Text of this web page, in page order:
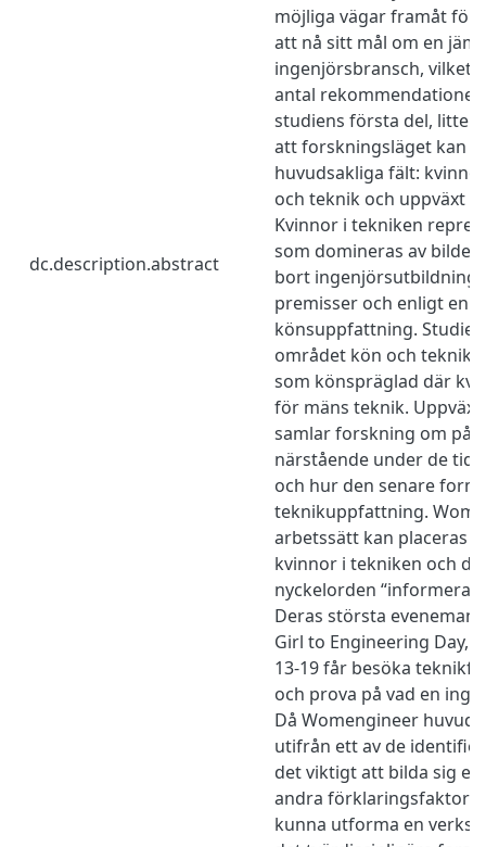
dc.description.abstract
möjliga vägar framåt för
att nå sitt mål om en
ingenjörsbransch, vilket
antal
studiens första del,
att forskningsläget kan
huvudsakliga fält:
och teknik och uppväxt
Kvinnor i tekniken
som domineras av
bort
premisser och enligt en
könsuppfattning.
området kön och teknik
som könspräglad där
för mäns teknik.
samlar forskning om
närstående under de
och hur den senare
teknikuppfattning.
arbetssätt kan placeras
kvinnor i tekniken och
nyckelorden “informera
Deras största
Girl to Engineering Day,
13-19 får besöka
och prova på vad en
Då Womengineer
utifrån ett av de
det viktigt att bilda sig
andra
kunna utforma en